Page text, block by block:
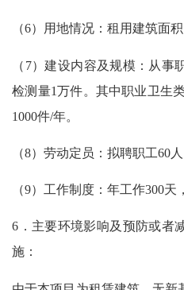
（6）用地情况：租用建筑面积
（ 7）建设内容及规模：从事
检测量1万件。其中职业卫生
1000件/年。
（8）劳动定员：拟聘职工60
（9）工作制度：年工作300天
6．主要环境影响及预防或者
施：